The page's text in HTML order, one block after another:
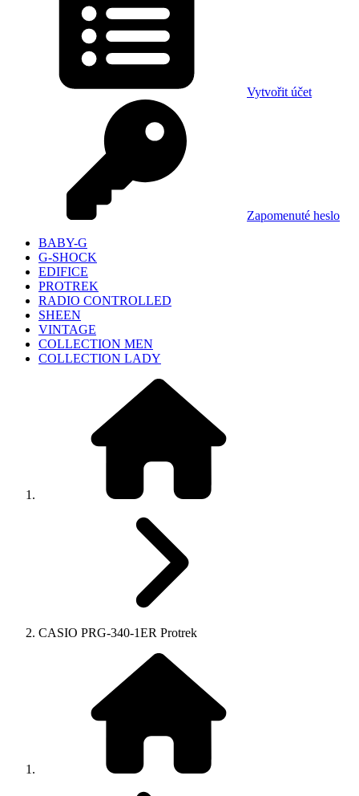
Vytvořit účet
Zapomenuté heslo
BABY-G
G-SHOCK
EDIFICE
PROTREK
RADIO CONTROLLED
SHEEN
VINTAGE
COLLECTION MEN
COLLECTION LADY
CASIO PRG-340-1ER Protrek